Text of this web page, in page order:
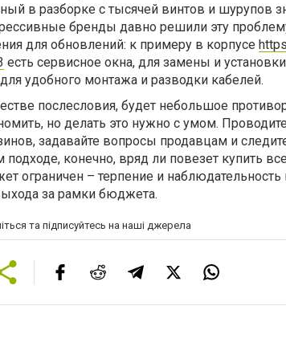
в разборке с тысячей винтов и шурупов
бренды давно решили эту
для обновлений: к примеру в корпусе
есть сервисное окна, для замены и
удобного монтажа и разводки кабелей.
послесловия, будет небольшое
но делать это нужно с умом.
задавайте вопросы продавцам и
подходе, конечно, вряд ли повезет купить
ограничен – терпение и
за рамки бюджета.
та підписуйтесь на наші джерела